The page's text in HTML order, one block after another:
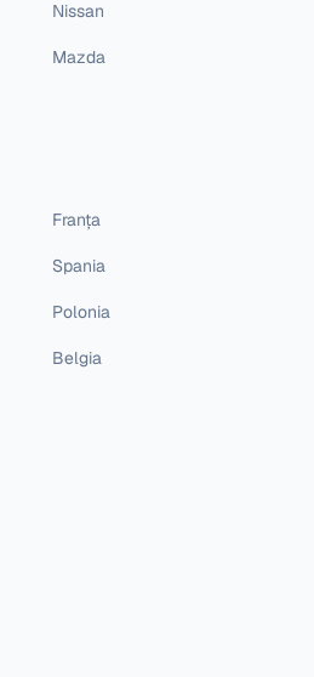
Nissan
Mazda
Franța
Spania
Polonia
Belgia